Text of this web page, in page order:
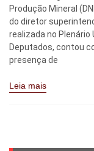
Produção Mineral
do diretor
realizada no Plenário
Deputados, contou
presença de
Leia mais